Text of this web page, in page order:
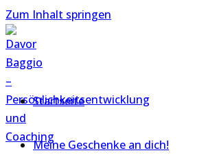
Zum Inhalt springen
Startseite
Meine Geschenke an dich!